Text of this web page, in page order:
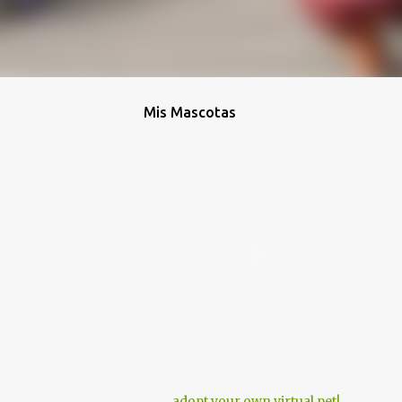
Mis Mascotas